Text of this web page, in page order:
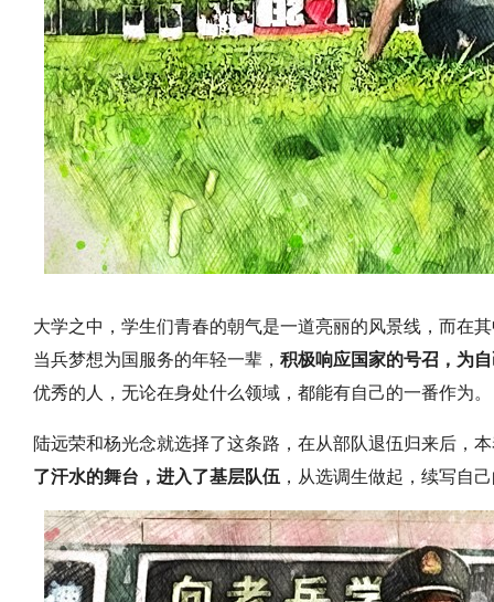
大学之中，学生们青春的朝气是一道亮丽的风景线，而在
当兵梦想为国服务的年轻一辈， 积极响应国家的号召，为
优秀的人，无论在身处什么领域，都能有自己的一番作为。
陆远荣和杨光念就选择了这条路，在从部队退伍归来后，
了汗水的舞台，进入了基层队伍 ，从选调生做起，续写自